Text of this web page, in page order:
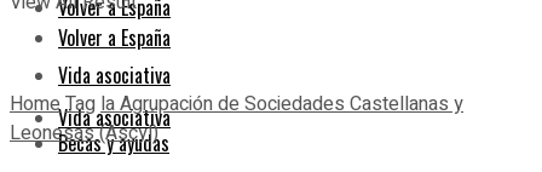
Volver a España
Vida asociativa
Becas y ayudas
Volver a España
Vida asociativa
HomeTagla Agrupación de Sociedades Castellanas y
Leonesas (Ascyl)